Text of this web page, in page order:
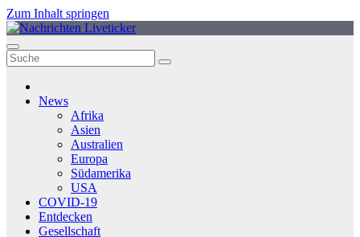
Zum Inhalt springen
News
Afrika
Asien
Australien
Europa
Südamerika
USA
COVID-19
Entdecken
Gesellschaft